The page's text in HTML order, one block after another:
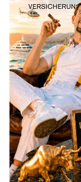
Hoch
mehr
Drei
Act
mehr